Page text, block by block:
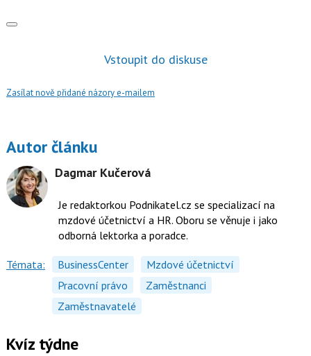
Vstoupit do diskuse
Zasílat nově přidané názory e-mailem
Autor článku
Dagmar Kučerová
Je redaktorkou Podnikatel.cz se specializací na
mzdové účetnictví a HR. Oboru se věnuje i jako
odborná lektorka a poradce.
Témata: BusinessCenter
Mzdové účetnictví
Pracovní právo
Zaměstnanci
Zaměstnavatelé
Kvíz týdne